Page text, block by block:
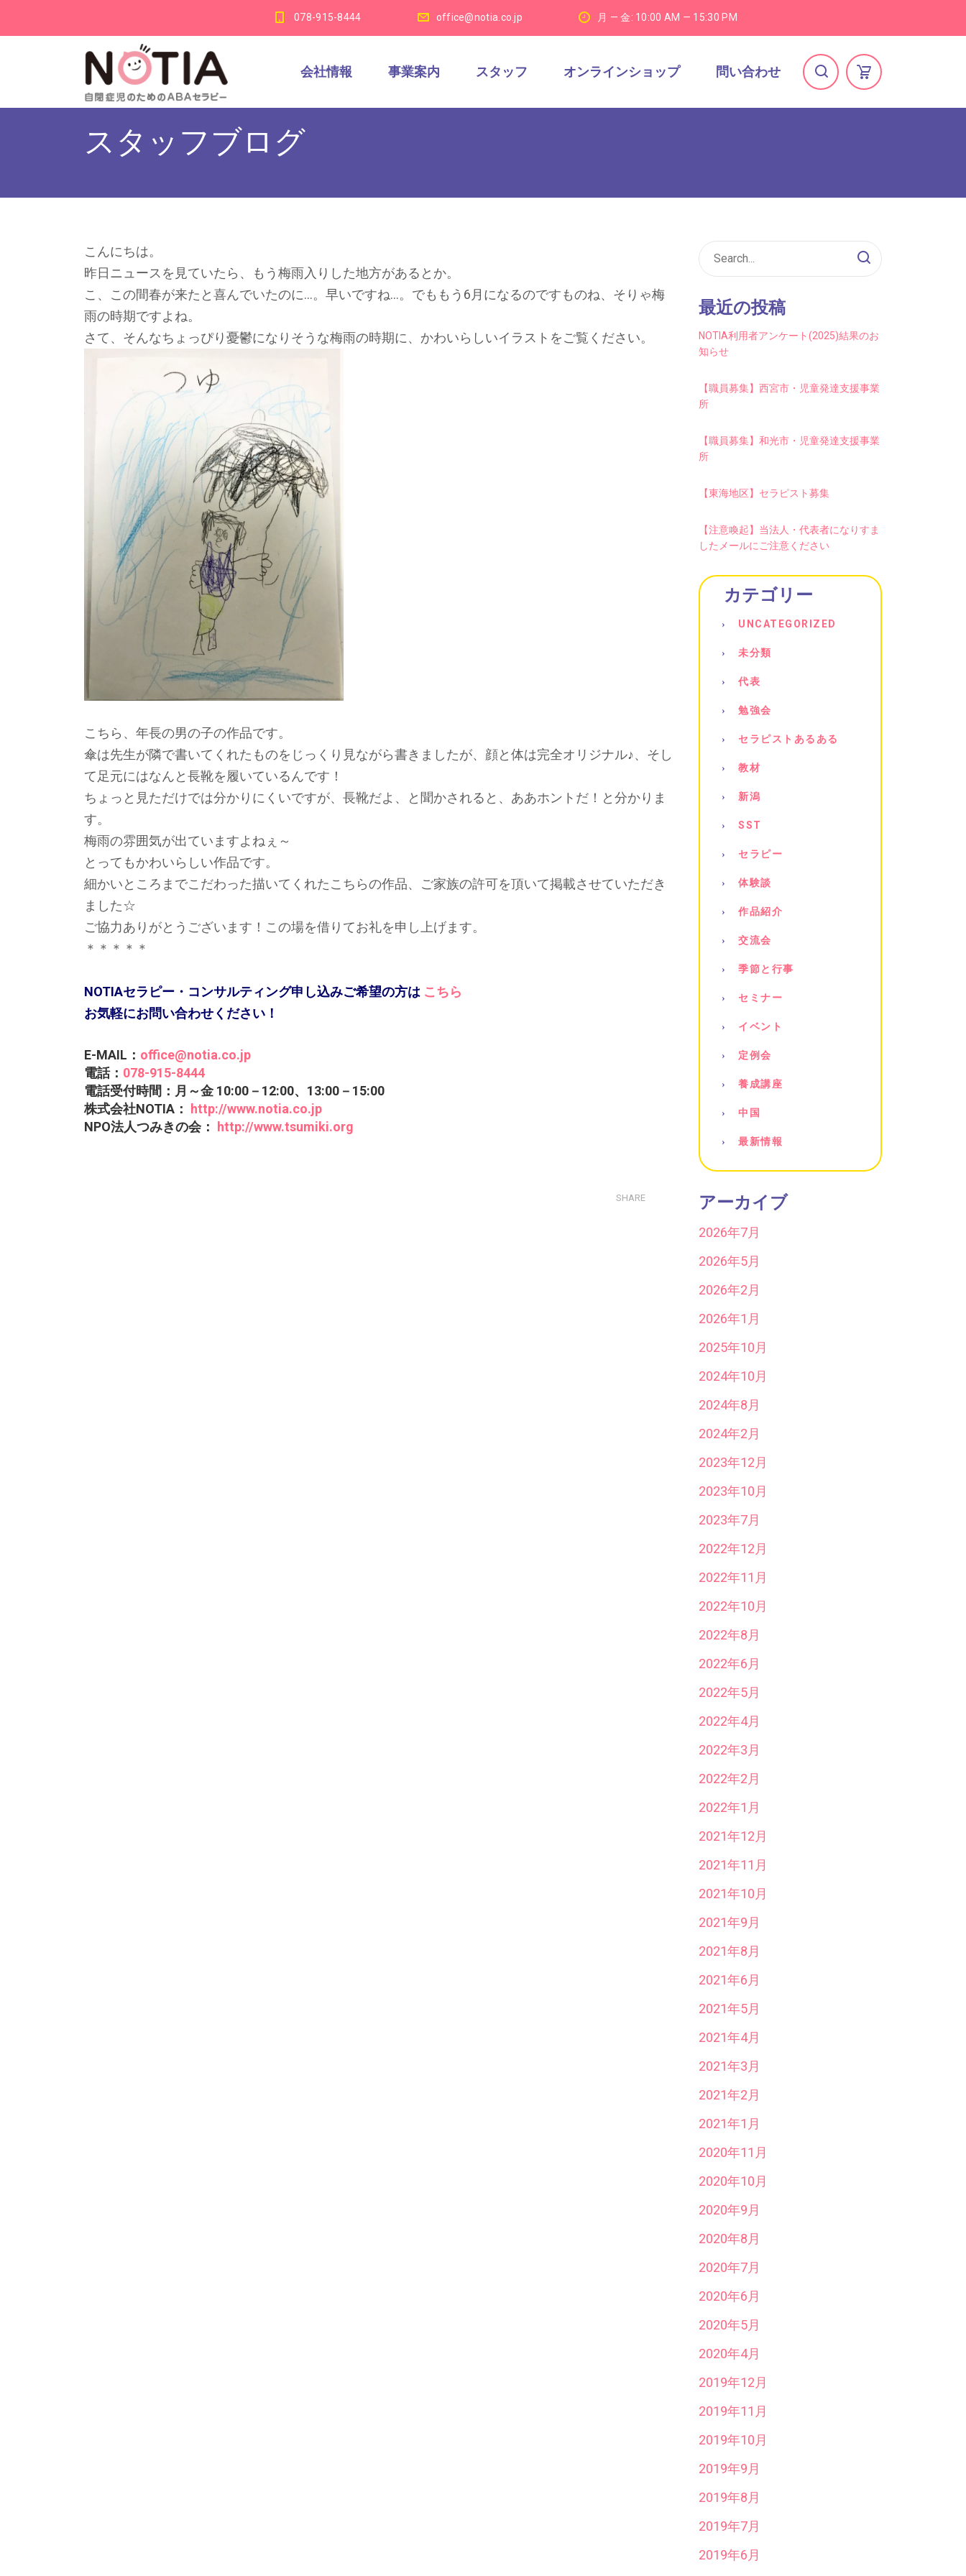
078-915-8444 office@notia.co.jp 月 — 金: 10:00 AM — 15:30 PM
会社情報 事業案内 スタッフ オンラインショップ 問い合わせ
スタッフブログ
こんにちは。
昨日ニュースを見ていたら、もう梅雨入りした地方があるとか。
こ、この間春が来たと喜んでいたのに…。早いですね…。でももう6月になるのですものね、そりゃ梅
雨の時期ですよね。
さて、そんなちょっぴり憂鬱になりそうな梅雨の時期に、かわいらしいイラストをご覧ください。
こちら、年長の男の子の作品です。
傘は先生が隣で書いてくれたものをじっくり見ながら書きましたが、顔と体は完全オリジナル♪、そし
て足元にはなんと長靴を履いているんです！
ちょっと見ただけでは分かりにくいですが、長靴だよ、と聞かされると、ああホントだ！と分かりま
す。
梅雨の雰囲気が出ていますよねぇ～
とってもかわいらしい作品です。
細かいところまでこだわった描いてくれたこちらの作品、ご家族の許可を頂いて掲載させていただき
ました☆
ご協力ありがとうございます！この場を借りてお礼を申し上げます。
＊＊＊＊＊
NOTIAセラピー・コンサルティング申し込みご希望の方は こちら
お気軽にお問い合わせください！
E-MAIL： office@notia.co.jp
電話： 078-915-8444
電話受付時間：月～金 10:00－12:00、13:00－15:00
株式会社NOTIA： http://www.notia.co.jp
NPO法人つみきの会： http://www.tsumiki.org
SHARE
最近の投稿
NOTIA利用者アンケート(2025)結果のお
知らせ
【職員募集】西宮市・児童発達支援事業
所
【職員募集】和光市・児童発達支援事業
所
【東海地区】セラピスト募集
【注意喚起】当法人・代表者になりすま
したメールにご注意ください
カテゴリー
UNCATEGORIZED
未分類
代表
勉強会
セラピストあるある
教材
新潟
SST
セラピー
体験談
作品紹介
交流会
季節と行事
セミナー
イベント
定例会
養成講座
中国
最新情報
アーカイブ
2026年7月
2026年5月
2026年2月
2026年1月
2025年10月
2024年10月
2024年8月
2024年2月
2023年12月
2023年10月
2023年7月
2022年12月
2022年11月
2022年10月
2022年8月
2022年6月
2022年5月
2022年4月
2022年3月
2022年2月
2022年1月
2021年12月
2021年11月
2021年10月
2021年9月
2021年8月
2021年6月
2021年5月
2021年4月
2021年3月
2021年2月
2021年1月
2020年11月
2020年10月
2020年9月
2020年8月
2020年7月
2020年6月
2020年5月
2020年4月
2019年12月
2019年11月
2019年10月
2019年9月
2019年8月
2019年7月
2019年6月